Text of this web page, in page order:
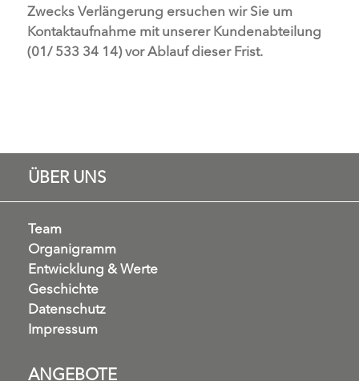
Zwecks Verlängerung ersuchen wir Sie um
Kontaktaufnahme mit unserer Kundenabteilung
(01/ 533 34 14) vor Ablauf dieser Frist.
ÜBER UNS
Team
Organigramm
Entwicklung & Werte
Geschichte
Datenschutz
Impressum
ANGEBOTE